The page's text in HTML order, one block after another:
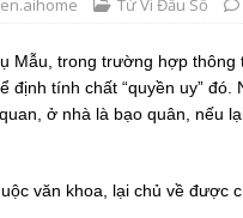
Tử Vi Đẩu Số
Mẫu, trong trường hợp
định tính chất “quyền uy” đó.
ở nhà là bạo quân, nếu
văn khoa, lại chủ về được